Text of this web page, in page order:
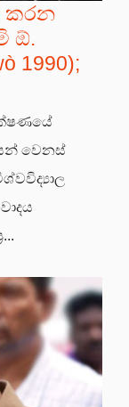
කරන
ඕ.
1990);
වෙනස්